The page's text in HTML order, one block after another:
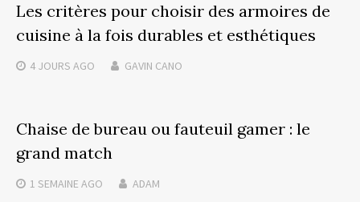
Les critères pour choisir des armoires de
cuisine à la fois durables et esthétiques
4 JOURS AGO GAVIN CANO
Chaise de bureau ou fauteuil gamer : le
grand match
1 SEMAINE AGO ADAM